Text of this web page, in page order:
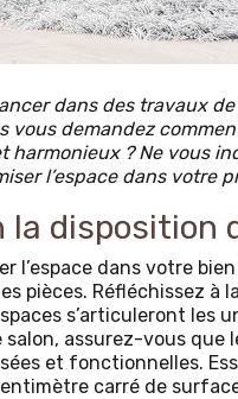
dans des travaux
vous demandez
? Ne vous
l’espace dans votre
la disposition
l’espace dans votre
pièces. Réfléchissez
s’articuleront les
assurez-vous que
et fonctionnelles.
carré de